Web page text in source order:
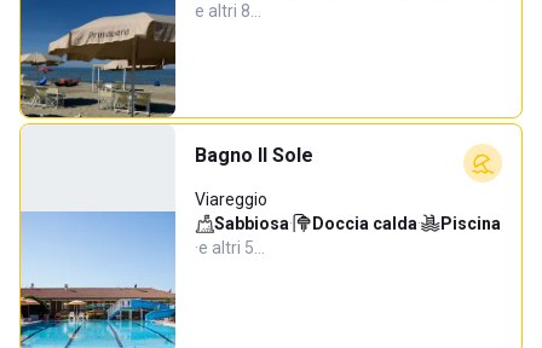
e altri 8…
Bagno Il Sole
Viareggio
Sabbiosa· Doccia calda·
Piscina
·e altri 5…